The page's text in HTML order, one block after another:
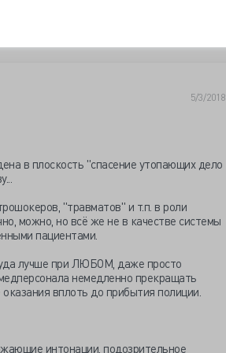
5/3/2018
в плоскость "спасение утопающих дело
"травматов" и т.п. в роли
можно, но всё же не в качестве системы
пациентами.
лучше при ЛЮБОМ, даже просто
немедленно прекращать
вплоть до прибытия полиции.
интонации, подозрительное